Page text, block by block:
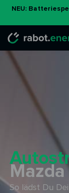
NEU:
So lädst Du